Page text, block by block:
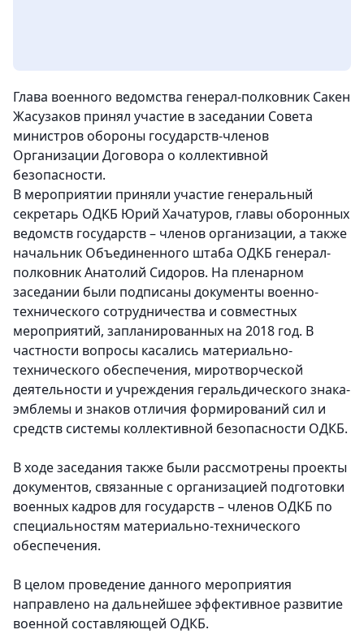
Глава военного ведомства генерал-полковник Сакен
Жасузаков принял участие в заседании Совета
министров обороны государств-членов
Организации Договора о коллективной
безопасности.
В мероприятии приняли участие генеральный
секретарь ОДКБ Юрий Хачатуров, главы оборонных
ведомств государств – членов организации, а также
начальник Объединенного штаба ОДКБ генерал-
полковник Анатолий Сидоров. На пленарном
заседании были подписаны документы военно-
технического сотрудничества и совместных
мероприятий, запланированных на 2018 год. В
частности вопросы касались материально-
технического обеспечения, миротворческой
деятельности и учреждения геральдического знака-
эмблемы и знаков отличия формирований сил и
средств системы коллективной безопасности ОДКБ.
В ходе заседания также были рассмотрены проекты
документов, связанные с организацией подготовки
военных кадров для государств – членов ОДКБ по
специальностям материально-технического
обеспечения.
В целом проведение данного мероприятия
направлено на дальнейшее эффективное развитие
военной составляющей ОДКБ.